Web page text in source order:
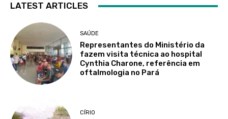
LATEST ARTICLES
SAÚDE
Representantes do Ministério da
fazem visita técnica ao hospital
Cynthia Charone, referência em
oftalmologia no Pará
CÍRIO